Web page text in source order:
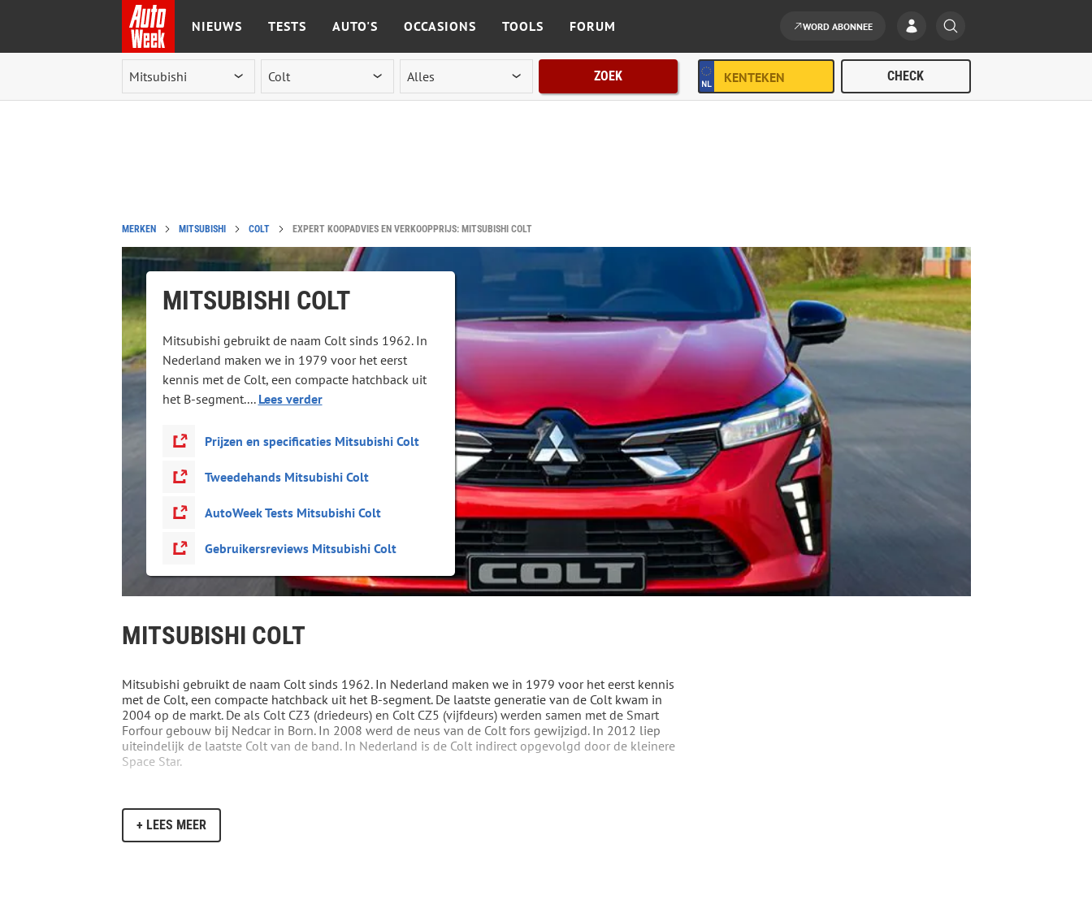
Ga naar de inhoud
NIEUWS TESTS AUTO'S OCCASIONS TOOLS FORUM WORD ABONNEE
ZOEK
MERKEN MITSUBISHI COLT EXPERT KOOPADVIES EN VERKOOPPRIJS: MITSUBISHI COLT
MITSUBISHI COLT
Mitsubishi gebruikt de naam Colt sinds 1962. In
Nederland maken we in 1979 voor het eerst
kennis met de Colt, een compacte hatchback uit
het B-segment.... Lees verder
Prijzen en specificaties Mitsubishi Colt
Tweedehands Mitsubishi Colt
AutoWeek Tests Mitsubishi Colt
Gebruikersreviews Mitsubishi Colt
MITSUBISHI COLT
Mitsubishi gebruikt de naam Colt sinds 1962. In Nederland maken we in 1979 voor het eerst kennis
met de Colt, een compacte hatchback uit het B-segment. De laatste generatie van de Colt kwam in
2004 op de markt. De als Colt CZ3 (driedeurs) en Colt CZ5 (vijfdeurs) werden samen met de Smart
Forfour gebouw bij Nedcar in Born. In 2008 werd de neus van de Colt fors gewijzigd. In 2012 liep
uiteindelijk de laatste Colt van de band. In Nederland is de Colt indirect opgevolgd door de kleinere
Space Star.
+ LEES MEER